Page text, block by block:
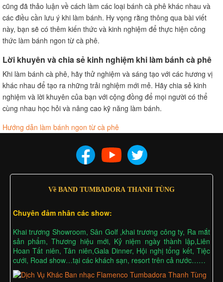
cũng đã thảo luận về cách làm các loại bánh cà phê khác nhau và
các điều cần lưu ý khi làm bánh. Hy vọng rằng thông qua bài viết
này, bạn sẽ có thêm kiến thức và kinh nghiệm để thực hiện công
thức làm bánh ngon từ cà phê.
Lời khuyên và chia sẻ kinh nghiệm khi làm bánh cà phê
Khi làm bánh cà phê, hãy thử nghiệm và sáng tạo với các hương vị
khác nhau để tạo ra những trải nghiệm mới mẻ. Hãy chia sẻ kinh
nghiệm và lời khuyên của bạn với cộng đồng để mọi người có thể
cùng nhau học hỏi và nâng cao kỹ năng làm bánh.
Hướng dẫn làm bánh ngon từ cà phê
Về BAND TUMBADORA THANH TÙNG
Chuyên đảm nhân các show:
Khai trương Showroom, Sân Golf ,khai trương công ty, Ra mắt
sản phẩm, Thương hiệu mới, Kỷ niệm ngày thành lập,Liên
Hoan Tất niên, Tân niên,Gala Dinner, Hội nghị tổng kết, Tiệc
cưới, Road show…tại các khách sạn, resort trên cả nước……